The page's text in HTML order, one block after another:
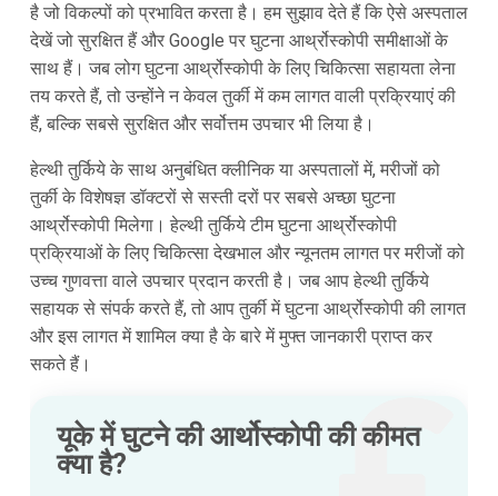
है जो विकल्पों को प्रभावित करता है। हम सुझाव देते हैं कि ऐसे अस्पताल
देखें जो सुरक्षित हैं और Google पर घुटना आर्थ्रोस्कोपी समीक्षाओं के
साथ हैं। जब लोग घुटना आर्थ्रोस्कोपी के लिए चिकित्सा सहायता लेना
तय करते हैं, तो उन्होंने न केवल तुर्की में कम लागत वाली प्रक्रियाएं की
हैं, बल्कि सबसे सुरक्षित और सर्वोत्तम उपचार भी लिया है।
हेल्थी तुर्किये के साथ अनुबंधित क्लीनिक या अस्पतालों में, मरीजों को
तुर्की के विशेषज्ञ डॉक्टरों से सस्ती दरों पर सबसे अच्छा घुटना
आर्थ्रोस्कोपी मिलेगा। हेल्थी तुर्किये टीम घुटना आर्थ्रोस्कोपी
प्रक्रियाओं के लिए चिकित्सा देखभाल और न्यूनतम लागत पर मरीजों को
उच्च गुणवत्ता वाले उपचार प्रदान करती है। जब आप हेल्थी तुर्किये
सहायक से संपर्क करते हैं, तो आप तुर्की में घुटना आर्थ्रोस्कोपी की लागत
और इस लागत में शामिल क्या है के बारे में मुफ्त जानकारी प्राप्त कर
सकते हैं।
यूके में घुटने की आर्थोस्कोपी की कीमत
क्या है?